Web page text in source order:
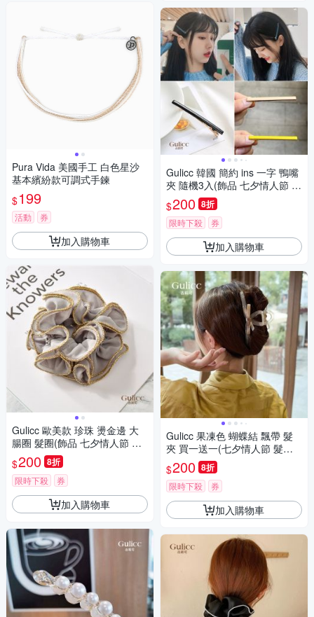
Pura Vida 美國手工 白色星沙
基本繽紛款可調式手鍊
$199
活動 券
加入購物車
Gulicc 歐美款 珍珠 燙金邊 大
腸圈 髮圈(飾品 七夕情人節 頭
飾 髮帶 髮箍 生日禮物 主題穿
搭 約會 )
$200 8折
限時下殺 券
加入購物車
Gulicc 韓國 簡約 ins 一字 鴨嘴
夾 隨機3入(飾品 七夕情人節 頭
飾 髮帶 髮箍 生日禮物 主題穿
搭 約會 )
$200 8折
限時下殺 券
加入購物車
Gulicc 果凍色 蝴蝶結 飄帶 髮
夾 買一送一(七夕情人節 髮夾
鯊魚夾 蝴蝶結 生日禮物 )
$200 8折
限時下殺 券
加入購物車